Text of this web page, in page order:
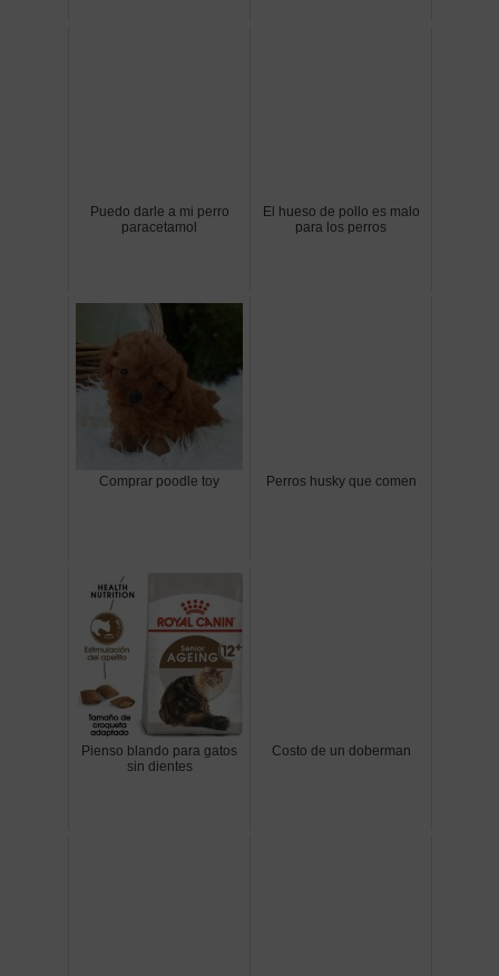
Puedo darle a mi perro
paracetamol
El hueso de pollo es malo
para los perros
Comprar poodle toy Perros husky que comen
Pienso blando para gatos
sin dientes
Costo de un doberman